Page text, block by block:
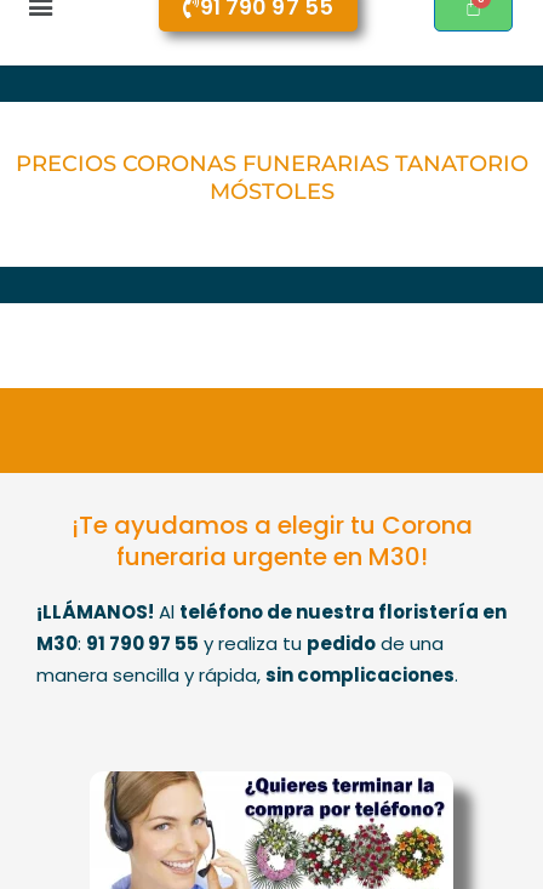
91 790 97 55
PRECIOS CORONAS FUNERARIAS TANATORIO
MÓSTOLES
¡Te ayudamos a elegir tu Corona
funeraria urgente en M30!
¡LLÁMANOS! Al teléfono de nuestra floristería en
M30: 91 790 97 55 y realiza tu pedidode una
manera sencilla y rápida,sin complicaciones.